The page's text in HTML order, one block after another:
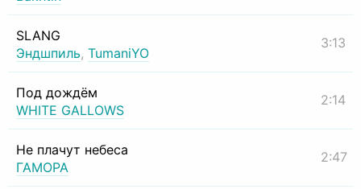
SLANG
Эндшпиль, TumaniYO
3:13
Под дождём
WHITE GALLOWS
2:14
Не плачут небеса
ГАМОРА
2:47